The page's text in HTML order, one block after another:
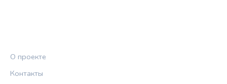
О проекте
Контакты